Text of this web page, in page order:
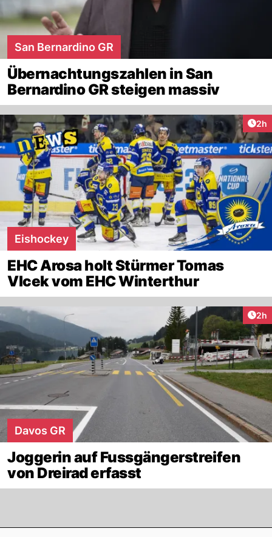
San Bernardino GR
Übernachtungszahlen in San
Bernardino GR steigen massiv
2h
Eishockey
EHC Arosa holt Stürmer Tomas
Vlcek vom EHC Winterthur
2h
Davos GR
Joggerin auf Fussgängerstreifen
von Dreirad erfasst